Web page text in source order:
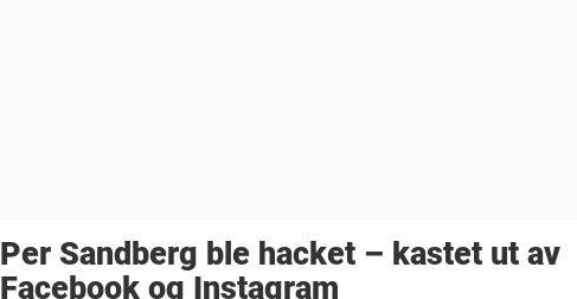
Per Sandberg ble hacket – kastet ut av
Facebook og Instagram